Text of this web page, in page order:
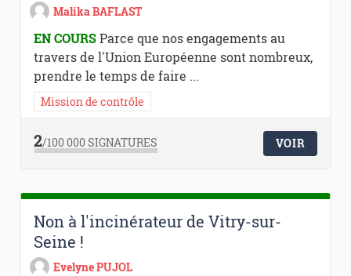
Malika BAFLAST
EN COURSParce que nos engagements au
travers de l'Union Européenne sont nombreux,
prendre le temps de faire ...
Mission de contrôle
2/100 000SIGNATURES VOIR
Non à l'incinérateur de Vitry-sur-
Seine !
Evelyne PUJOL